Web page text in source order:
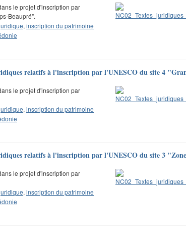
le projet d'inscription par
Beaupré".
, inscription du patrimoine
relatifs à l'inscription par l'UNESCO du site 4
le projet d'inscription par
, inscription du patrimoine
relatifs à l'inscription par l'UNESCO du site 3
le projet d'inscription par
, inscription du patrimoine